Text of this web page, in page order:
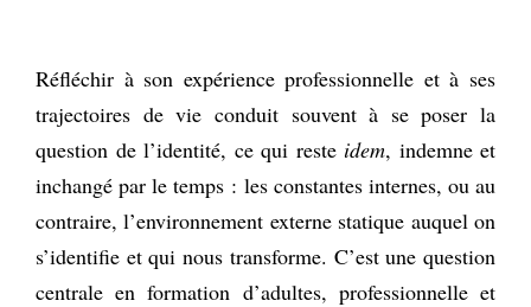
Réfléchir à son expérience professionnelle et à ses
trajectoires de vie conduit souvent à se poser la
question de l’identité, ce qui reste idem, indemne et
inchangé par le temps : les constantes internes, ou au
contraire, l’environnement externe statique auquel on
s’identifie et qui nous transforme. C’est une question
centrale en formation d’adultes, professionnelle et